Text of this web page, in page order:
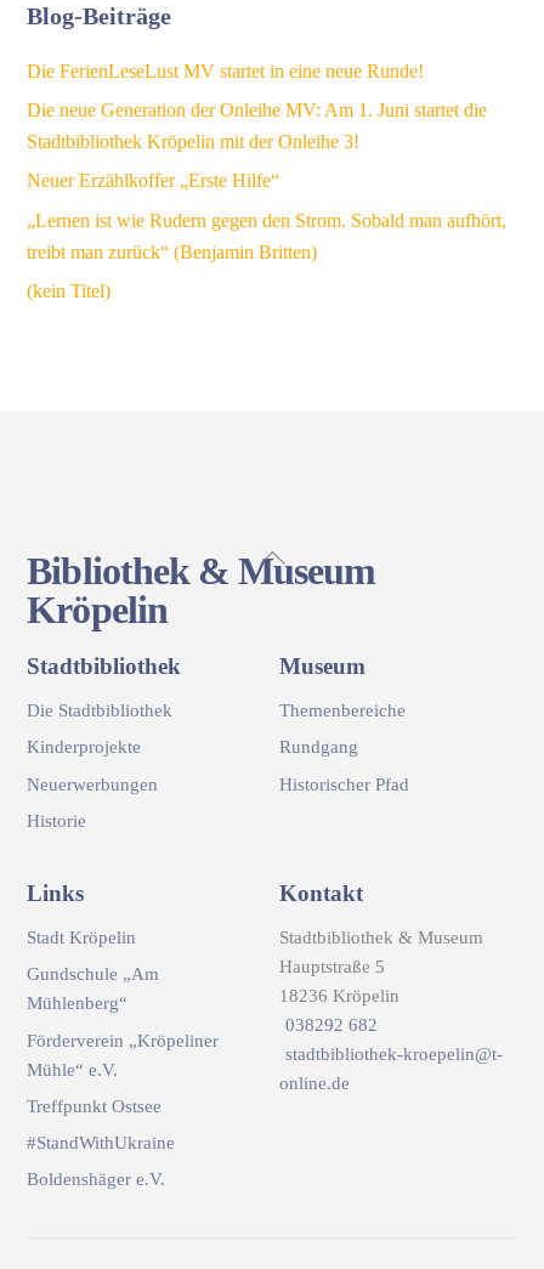
Blog-Beiträge
Die FerienLeseLust MV startet in eine neue Runde!
Die neue Generation der Onleihe MV: Am 1. Juni startet die
Stadtbibliothek Kröpelin mit der Onleihe 3!
Neuer Erzählkoffer „Erste Hilfe“
„Lernen ist wie Rudern gegen den Strom. Sobald man aufhört,
treibt man zurück“ (Benjamin Britten)
(kein Titel)
Back
To
Bibliothek & Museum
Kröpelin
Stadtbibliothek
Die Stadtbibliothek
Kinderprojekte
Neuerwerbungen
Historie
Museum
Themenbereiche
Rundgang
Historischer Pfad
Links
Stadt Kröpelin
Gundschule „Am
Mühlenberg“
Förderverein „Kröpeliner
Mühle“ e.V.
Treffpunkt Ostsee
#StandWithUkraine
Boldenshäger e.V.
Kontakt
Stadtbibliothek & Museum
Hauptstraße 5
18236 Kröpelin
038292 682
stadtbibliothek-kroepelin@t-
online.de